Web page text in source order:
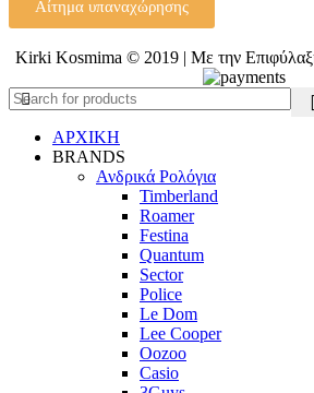
Αίτημα υπαναχώρησης
Kirki Kosmima © 2019 | Με την
ΑΡΧΙΚΗ
BRANDS
Ανδρικά Ρολόγια
Timberland
Roamer
Festina
Quantum
Sector
Police
Le Dom
Lee Cooper
Oozoo
Casio